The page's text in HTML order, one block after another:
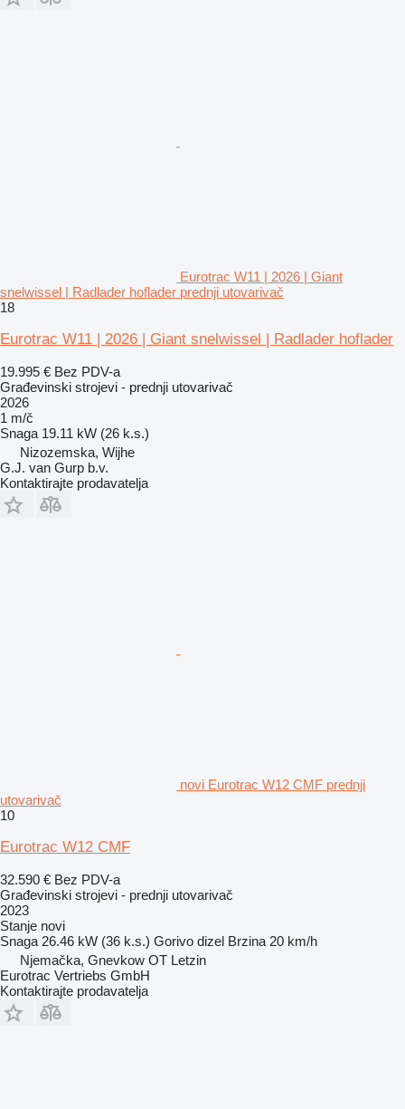
Eurotrac W11 | 2026 | Giant
snelwissel | Radlader hoflader prednji utovarivač
18
Eurotrac W11 | 2026 | Giant snelwissel | Radlader hoflader
19.995 € Bez PDV-a
Građevinski strojevi - prednji utovarivač
2026
1 m/č
Snaga 19.11 kW (26 k.s.)
Nizozemska, Wijhe
G.J. van Gurp b.v.
Kontaktirajte prodavatelja
novi Eurotrac W12 CMF prednji
utovarivač
10
Eurotrac W12 CMF
32.590 € Bez PDV-a
Građevinski strojevi - prednji utovarivač
2023
Stanje novi
Snaga 26.46 kW (36 k.s.) Gorivo dizel Brzina 20 km/h
Njemačka, Gnevkow OT Letzin
Eurotrac Vertriebs GmbH
Kontaktirajte prodavatelja